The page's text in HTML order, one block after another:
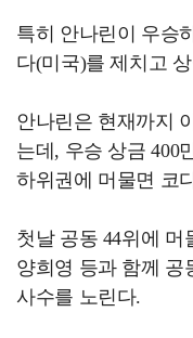
특히 안나린이 우승
다(미국)를 제치고
안나린은 현재까지
는데, 우승 상금 400
하위권에 머물면 코
첫날 공동 44위에 머
양희영 등과 함께 공
사수를 노린다.